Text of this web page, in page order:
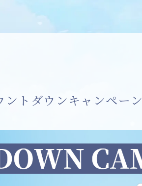
トダウンキャンペーン